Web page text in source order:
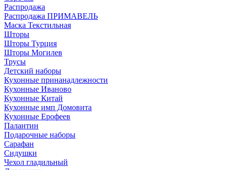
Распродажа
Распродажа ПРИМАВЕЛЬ
Маска Текстильная
Шторы
Шторы Турция
Шторы Могилев
Трусы
Детский наборы
Кухонные принанадлежности
Кухонные Иваново
Кухонные Китай
Кухонные имп Домовита
Кухонные Ерофеев
Палантин
Подарочные наборы
Сарафан
Сидушки
Чехол гладильный